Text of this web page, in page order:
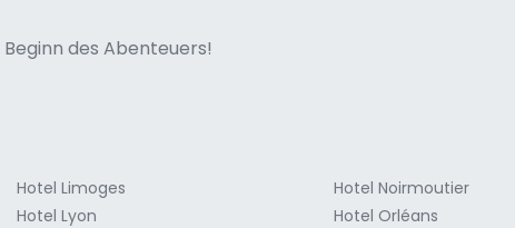
des Abenteuers!italiana
Hotel Limoges
Hotel Lyon
Hotel Noirmoutier
Hotel Orléans